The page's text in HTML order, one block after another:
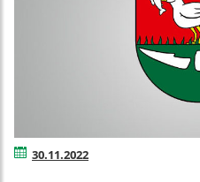
30.11.2022